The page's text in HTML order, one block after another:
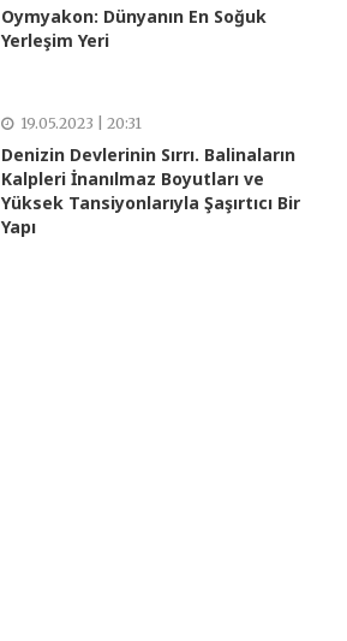
Oymyakon: Dünyanın En Soğuk
Yerleşim Yeri
19.05.2023 | 20:31
Denizin Devlerinin Sırrı. Balinaların
Kalpleri İnanılmaz Boyutları ve
Yüksek Tansiyonlarıyla Şaşırtıcı Bir
Yapı